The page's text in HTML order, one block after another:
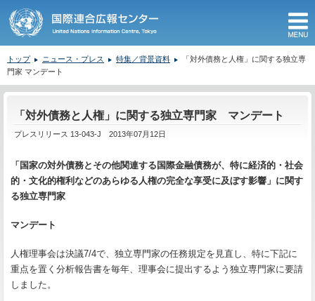
トップ ニュース・プレス 特集／背景資料
「対外債務と人権」に関する独立専
門家 マンデート
「対外債務と人権」に関する独立専門家 マンデート
プレスリリース 13-043-J 2013年07月12日
「国家の対外債務とその他関連する国際金融債務が、特に経済的・社会
的・文化的権利などのあらゆる人権の完全な享受に及ぼす影響」に関す
る独立専門家
マンデート
人権理事会は決議7/4で、独立専門家の任務規定を見直し、特に下記に
重点を置く分析報告書を毎年、理事会に提出するよう独立専門家に要請
しました。